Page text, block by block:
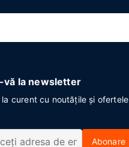
vă la newsletter
la curent cu noutățile și ofertele
Abonare